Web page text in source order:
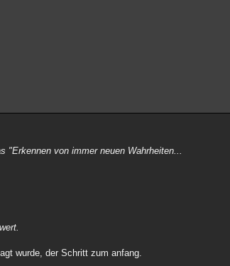
"Erkennen von immer neuen Wahrheiten...
wurde, der Schritt zum anfang.